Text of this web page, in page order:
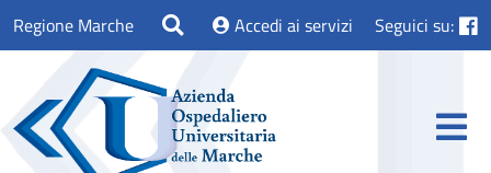
Regione Marche Accedi ai servizi Seguici su: